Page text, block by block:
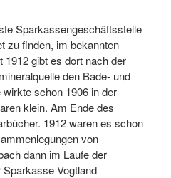
Sparkassengeschäftsstelle
zu finden, im bekannten
1912 gibt es dort nach der
den Bade- und
schon 1906 in der
klein. Am Ende des
1912 waren es schon
von
dann im Laufe der
Vogtland